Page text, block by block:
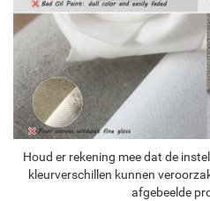
Houd er rekening mee dat de
kleurverschillen kunnen
afgebeelde